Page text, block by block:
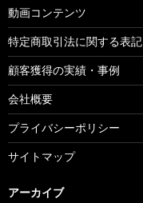
動画コンテンツ
特定商取引法に関する表記
顧客獲得の実績・事例
会社概要
プライバシーポリシー
サイトマップ
アーカイブ